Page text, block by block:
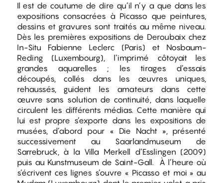
Il est de coutume de dire qu’il n’y a que dans les
expositions consacrées à Picasso que peintures,
dessins et gravures sont traités au même niveau.
Dès les premières expositions de Deroubaix chez
In-Situ Fabienne Leclerc (Paris) et Nosbaum-
Reding (Luxembourg), l’imprimé côtoyait les
grandes aquarelles ; les tirages d’essais
découpés, collés dans les œuvres uniques,
rehaussés, guident les amateurs dans cette
œuvre sans solution de continuité, dans laquelle
circulent les différents médias. Cette manière qui
lui est propre s’exporte dans les expositions de
musées, d’abord pour « Die Nacht », présenté
successivement au Saarlandmuseum de
Sarrebruck, à la Villa Merkell d’Esslingen (2009)
puis au Kunstmuseum de Saint-Gall. À l’heure où
s’écrivent ces lignes s’ouvre « Picasso et moi » au